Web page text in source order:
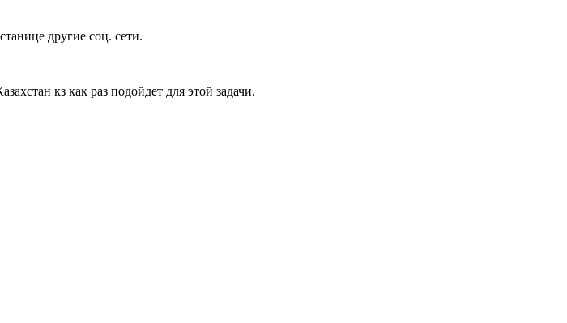
другие соц. сети.
кз как раз подойдет для этой задачи.